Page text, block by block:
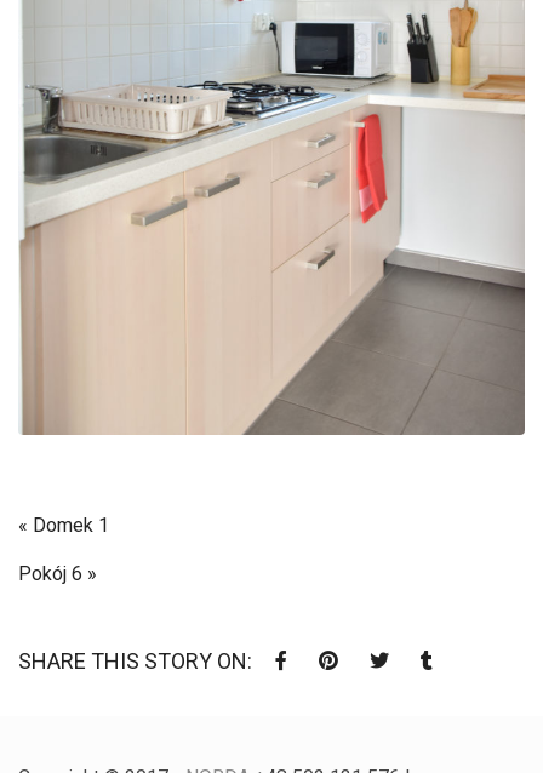
« Domek 1
Pokój 6 »
SHARE THIS STORY ON: